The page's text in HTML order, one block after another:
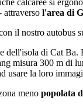
attraverso l'area di
il nostro autobus
di Cat Ba.
misura 300 m di
usare la loro
meno popolata